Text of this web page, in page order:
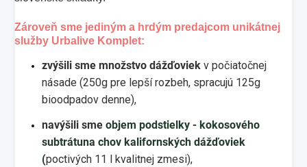
Zároveň sme jediným a hrdým predajcom unikátnej
služby Urbalive Komplet:
zvýšili sme množstvo dážďoviek v počiatočnej
násade (250g pre lepší rozbeh, spracujú 125g
bioodpadov denne),
navýšili sme objem podstielky - kokosového
subtrátuna chov kalifornských dážďoviek
(poctivých 11 l kvalitnej zmesi),